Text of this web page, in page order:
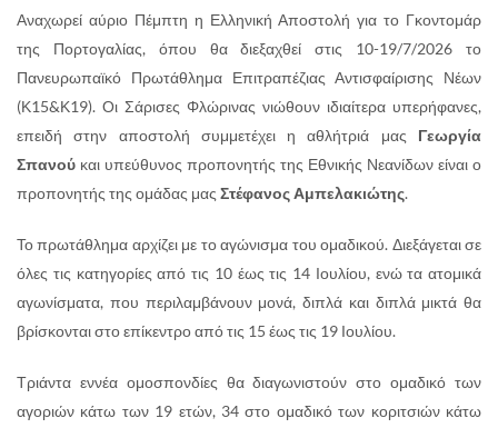
Αναχωρεί αύριο Πέμπτη η Ελληνική Αποστολή για το Γκοντομάρ
της Πορτογαλίας, όπου θα διεξαχθεί στις 10-19/7/2026 το
Πανευρωπαϊκό Πρωτάθλημα Επιτραπέζιας Αντισφαίρισης Νέων
(Κ15&Κ19). Οι Σάρισες Φλώρινας νιώθουν ιδιαίτερα υπερήφανες,
επειδή στην αποστολή συμμετέχει η αθλήτριά μας Γεωργία
Σπανού και υπεύθυνος προπονητής της Εθνικής Νεανίδων είναι ο
προπονητής της ομάδας μας Στέφανος Αμπελακιώτης.
Το πρωτάθλημα αρχίζει με το αγώνισμα του ομαδικού. Διεξάγεται σε
όλες τις κατηγορίες από τις 10 έως τις 14 Ιουλίου, ενώ τα ατομικά
αγωνίσματα, που περιλαμβάνουν μονά, διπλά και διπλά μικτά θα
βρίσκονται στο επίκεντρο από τις 15 έως τις 19 Ιουλίου.
Τριάντα εννέα ομοσπονδίες θα διαγωνιστούν στο ομαδικό των
αγοριών κάτω των 19 ετών, 34 στο ομαδικό των κοριτσιών κάτω